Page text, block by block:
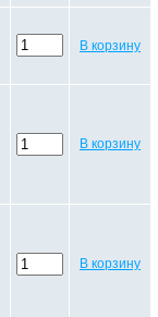
В корзину
В корзину
В корзину